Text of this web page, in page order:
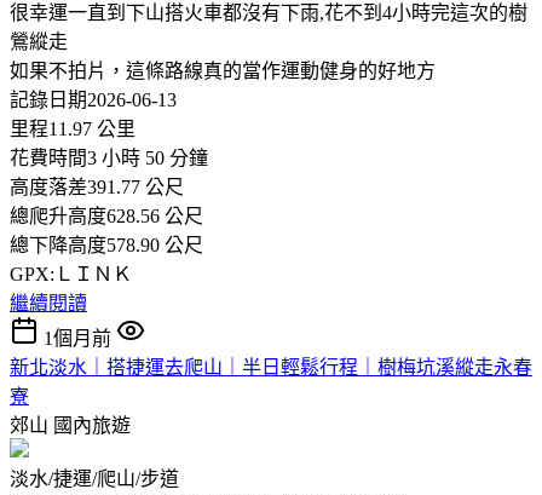
很幸運一直到下山搭火車都沒有下雨,花不到4小時完這次的樹
鶯縱走
如果不拍片，這條路線真的當作運動健身的好地方
記錄日期2026-06-13
里程11.97 公里
花費時間3 小時 50 分鐘
高度落差391.77 公尺
總爬升高度628.56 公尺
總下降高度578.90 公尺
GPX:ＬＩＮＫ
繼續閱讀
1個月前
新北淡水｜搭捷運去爬山｜半日輕鬆行程｜樹梅坑溪縱走永春
寮
郊山 國內旅遊
淡水/捷運/爬山/步道